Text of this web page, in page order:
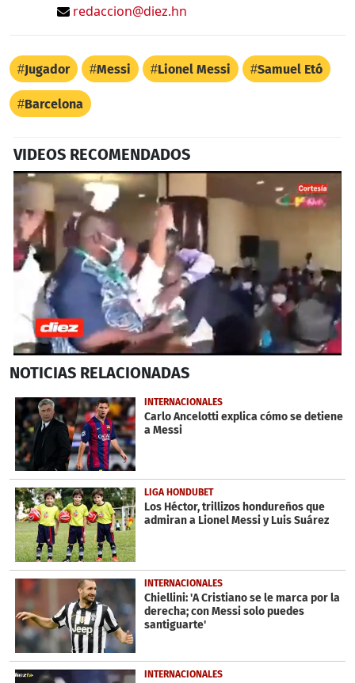
redaccion@diez.hn
Jugador Messi Lionel Messi Samuel Etó
Barcelona
VIDEOS RECOMENDADOS
seconds
38
seconds
NOTICIAS RELACIONADAS
INTERNACIONALES
Carlo Ancelotti explica cómo se detiene
a Messi
LIGA HONDUBET
Los Héctor, trillizos hondureños que
admiran a Lionel Messi y Luis Suárez
INTERNACIONALES
Chiellini: 'A Cristiano se le marca por la
derecha; con Messi solo puedes
santiguarte'
INTERNACIONALES